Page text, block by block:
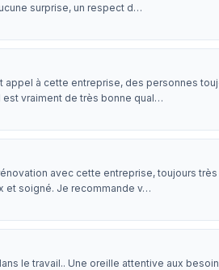
surprise, un respect d…
appel à cette entreprise, des personnes
est vraiment de très bonne qual…
avec cette entreprise, toujours
et soigné. Je recommande v…
le travail.. Une oreille attentive aux